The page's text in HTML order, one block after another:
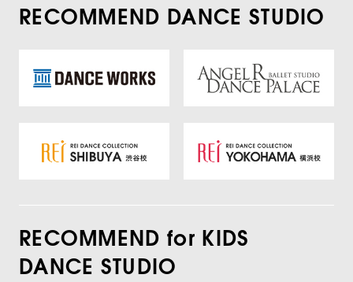
RECOMMEND DANCE STUDIO
RECOMMEND for KIDS
DANCE STUDIO